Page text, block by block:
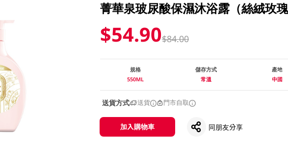
菁華泉玻尿酸保濕沐浴露（絲絨玫
$54.90$84.00
規格
550ML
儲存方式
常溫
產地
中國
送貨方式 送貨 門市自取
加入購物車 同朋友分享